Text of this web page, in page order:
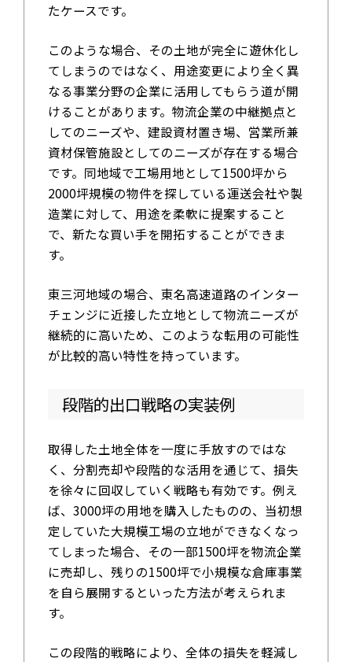
たケースです。
このような場合、その土地が完全に遊休化し
てしまうのではなく、用途変更により全く異
なる事業分野の企業に活用してもらう道が開
けることがあります。物流企業の中継拠点と
してのニーズや、建設資材置き場、営業所兼
資材保管施設としてのニーズが存在する場合
です。同地域で工場用地として1500坪から
2000坪規模の物件を探している運送会社や製
造業に対して、用途を柔軟に提案すること
で、新たな買い手を開拓することができま
す。
東三河地域の場合、東名高速道路のインター
チェンジに近接した立地として物流ニーズが
継続的に高いため、このような転用の可能性
が比較的高い特性を持っています。
段階的出口戦略の実装例
取得した土地全体を一度に手放すのではな
く、分割売却や段階的な活用を通じて、損失
を徐々に回収していく戦略も有効です。例え
ば、3000坪の用地を購入したものの、当初想
定していた大規模工場の立地ができなくなっ
てしまった場合、その一部1500坪を物流企業
に売却し、残りの1500坪で小規模な倉庫事業
を自ら展開するといった方法が考えられま
す。
この段階的戦略により、全体の損失を軽減し